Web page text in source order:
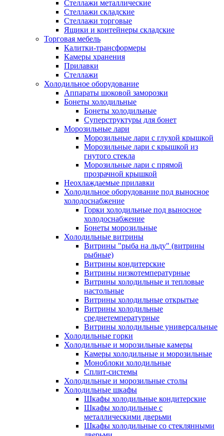
Стеллажи металлические
Стеллажи складские
Стеллажи торговые
Ящики и контейнеры складские
Торговая мебель
Калитки-трансформеры
Камеры хранения
Прилавки
Стеллажи
Холодильное оборудование
Аппараты шоковой заморозки
Бонеты холодильные
Бонеты холодильные
Суперструктуры для бонет
Морозильные лари
Морозильные лари с глухой крышкой
Морозильные лари с крышкой из
гнутого стекла
Морозильные лари с прямой
прозрачной крышкой
Неохлаждаемые прилавки
Холодильное оборудование под выносное
холодоснабжение
Горки холодильные под выносное
холодоснабжение
Бонеты морозильные
Холодильные витрины
Витрины "рыба на льду" (витрины
рыбные)
Витрины кондитерские
Витрины низкотемпературные
Витрины холодильные и тепловые
настольные
Витрины холодильные открытые
Витрины холодильные
среднетемпературные
Витрины холодильные универсальные
Холодильные горки
Холодильные и морозильные камеры
Камеры холодильные и морозильные
Моноблоки холодильные
Сплит-системы
Холодильные и морозильные столы
Холодильные шкафы
Шкафы холодильные кондитерские
Шкафы холодильные с
металлическими дверьми
Шкафы холодильные со стеклянными